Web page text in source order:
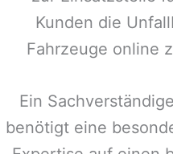
Kunden die
Fahrzeuge online
Ein
benötigt eine